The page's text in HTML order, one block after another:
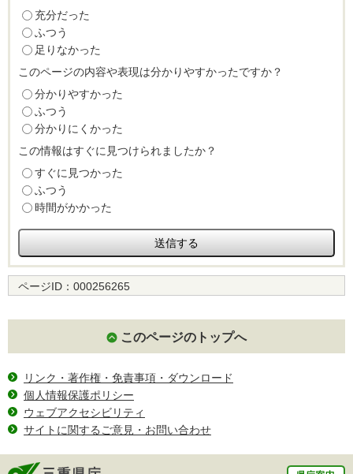
充分だった
ふつう
足りなかった
このページの内容や表現は分かりやすかったですか？
分かりやすかった
ふつう
分かりにくかった
この情報はすぐに見つけられましたか？
すぐに見つかった
ふつう
時間がかかった
ページID： 000256265
このページのトップへ
リンク・著作権・免責事項・ダウンロード
個人情報保護ポリシー
ウェブアクセシビリティ
サイトに関するご意見・お問い合わせ